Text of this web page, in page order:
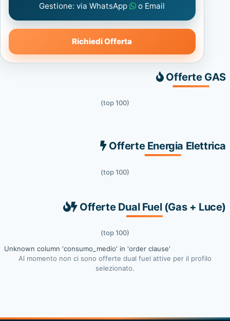
Gestione: via WhatsApp
o Email
Richiedi Offerta
Offerte GAS
(top 100)
Offerte Energia Elettrica
(top 100)
Offerte Dual Fuel (Gas + Luce)
(top 100)
Unknown column 'consumo_medio' in 'order clause'
Al momento non ci sono offerte dual fuel attive per il profilo
selezionato.